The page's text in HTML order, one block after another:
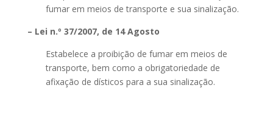
fumar em meios de transporte e sua sinalização.
– Lei n.º 37/2007, de 14 Agosto
Estabelece a proibição de fumar em meios de
transporte, bem como a obrigatoriedade de
afixação de dísticos para a sua sinalização.